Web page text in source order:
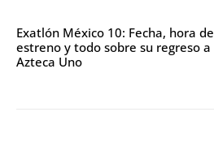
Exatlón México 10: Fecha, hora de
estreno y todo sobre su regreso a
Azteca Uno